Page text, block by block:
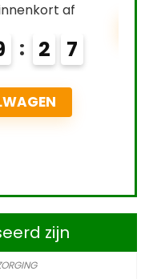
af
2 6
zijn